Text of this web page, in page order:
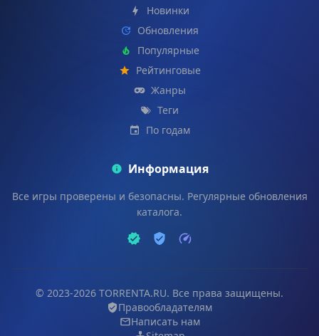
Новинки
Обновления
Популярные
Рейтинговые
Жанры
Теги
По годам
Информация
Все игры проверены и безопасны. Регулярные обновления
каталога.
© 2023-2026 TORRENTA.RU. Все права защищены.
Правообладателям
Написать нам